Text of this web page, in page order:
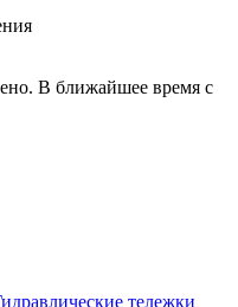
В ближайшее время с
тележки